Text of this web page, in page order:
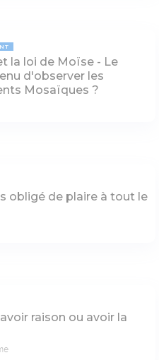
la loi de Moïse - Le
d'observer les
Mosaïques ?
obligé de plaire à tout le
raison ou avoir la